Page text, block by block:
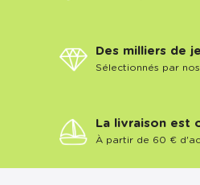
Des milliers de
Sélectionnés par
La livraison est
À partir de 60 €